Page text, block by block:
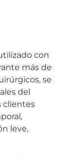
con
más de
se
del
clientes
leve,